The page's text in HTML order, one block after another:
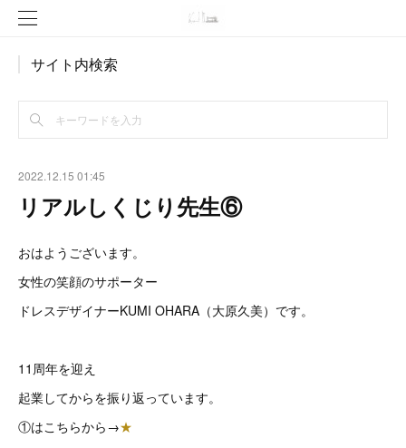
サイト内検索
2022.12.15 01:45
リアルしくじり先生⑥
おはようございます。
女性の笑顔のサポーター
ドレスデザイナーKUMI OHARA（大原久美）です。
11周年を迎え
起業してからを振り返っています。
①はこちらから→★